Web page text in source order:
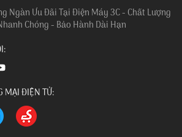
Ngàn Ưu Đãi Tại Điện Máy 3C - Chất Lượng
Chóng - Bảo Hành Dài Hạn
MẠI ĐIỆN TỬ: